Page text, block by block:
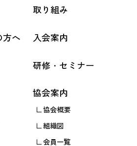
方へ
取り組み
入会案内
研修・セミナー
協会案内
協会概要
組織図
会員一覧